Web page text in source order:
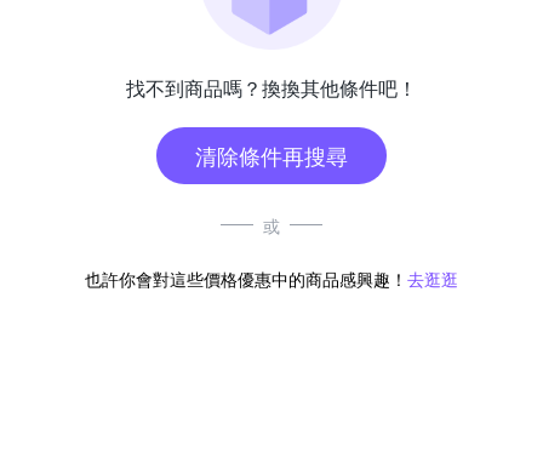
找不到商品嗎？換換其他條件吧！
清除條件再搜尋
或
也許你會對這些價格優惠中的商品感興趣！ 去逛逛